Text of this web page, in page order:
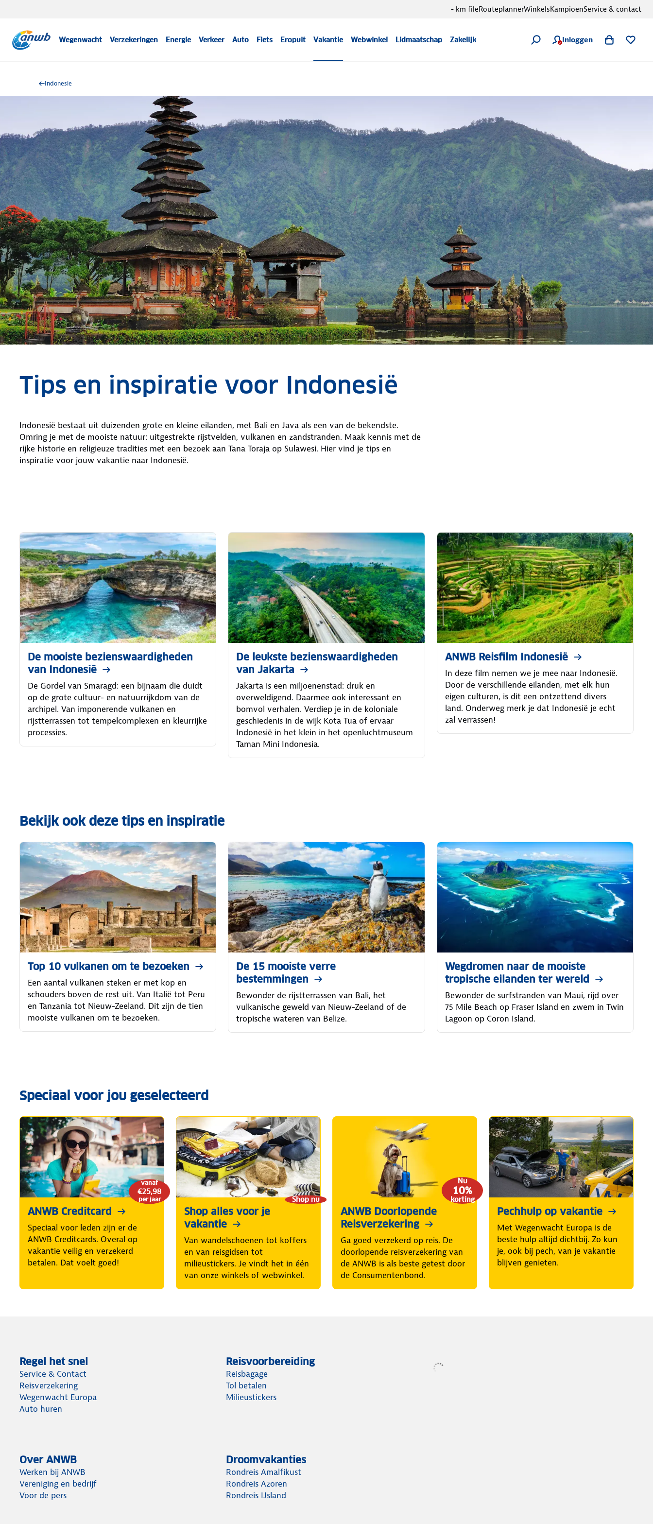
Wegenwacht Verzekeringen Energie Verkeer Auto Fiets Eropuit Vakantie Webwinkel Lidmaatschap Zakelijk Inloggen
- km fileRouteplannerWinkelsKampioenService & contact
Indonesie
Tips en inspiratie voor Indonesië
Indonesië bestaat uit duizenden grote en kleine eilanden, met Bali en Java als een van de bekendste.
Omring je met de mooiste natuur: uitgestrekte rijstvelden, vulkanen en zandstranden. Maak kennis met de
rijke historie en religieuze tradities met een bezoek aan Tana Toraja op Sulawesi. Hier vind je tips en
inspiratie voor jouw vakantie naar Indonesië.
De mooiste bezienswaardigheden
van Indonesië
De Gordel van Smaragd: een bijnaam die duidt
op de grote cultuur- en natuurrijkdom van de
archipel. Van imponerende vulkanen en
rijstterrassen tot tempelcomplexen en kleurrijke
processies.
De leukste bezienswaardigheden
van Jakarta
Jakarta is een miljoenenstad: druk en
overweldigend. Daarmee ook interessant en
bomvol verhalen. Verdiep je in de koloniale
geschiedenis in de wijk Kota Tua of ervaar
Indonesië in het klein in het openluchtmuseum
Taman Mini Indonesia.
ANWB Reisfilm Indonesië
In deze film nemen we je mee naar Indonesië.
Door de verschillende eilanden, met elk hun
eigen culturen, is dit een ontzettend divers
land. Onderweg merk je dat Indonesië je echt
zal verrassen!
Bekijk ook deze tips en inspiratie
Top 10 vulkanen om te bezoeken
Een aantal vulkanen steken er met kop en
schouders boven de rest uit. Van Italië tot Peru
en Tanzania tot Nieuw-Zeeland. Dit zijn de tien
mooiste vulkanen om te bezoeken.
De 15 mooiste verre
bestemmingen
Bewonder de rijstterrassen van Bali, het
vulkanische geweld van Nieuw-Zeeland of de
tropische wateren van Belize.
Wegdromen naar de mooiste
tropische eilanden ter wereld
Bewonder de surfstranden van Maui, rijd over
75 Mile Beach op Fraser Island en zwem in Twin
Lagoon op Coron Island.
Speciaal voor jou geselecteerd
vanaf
€25,98
per jaar
ANWB Creditcard
Speciaal voor leden zijn er de
ANWB Creditcards. Overal op
vakantie veilig en verzekerd
betalen. Dat voelt goed!
Shop nu
Shop alles voor je
vakantie
Van wandelschoenen tot koffers
en van reisgidsen tot
milieustickers. Je vindt het in één
van onze winkels of webwinkel.
Nu
10%
korting
ANWB Doorlopende
Reisverzekering
Ga goed verzekerd op reis. De
doorlopende reisverzekering van
de ANWB is als beste getest door
de Consumentenbond.
Pechhulp op vakantie
Met Wegenwacht Europa is de
beste hulp altijd dichtbij. Zo kun
je, ook bij pech, van je vakantie
blijven genieten.
Regel het snel
Service & Contact
Reisverzekering
Wegenwacht Europa
Auto huren
Reisvoorbereiding
Reisbagage
Tol betalen
Milieustickers
Over ANWB
Werken bij ANWB
Vereniging en bedrijf
Voor de pers
Droomvakanties
Rondreis Amalfikust
Rondreis Azoren
Rondreis IJsland